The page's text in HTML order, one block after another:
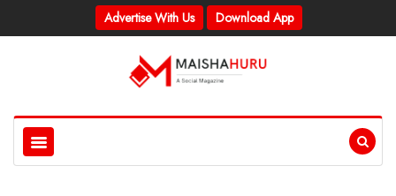
Advertise With Us Download App